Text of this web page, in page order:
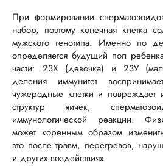
При формировании
набор, поэтому конечная клетка
мужского генотипа. Именно по
определяется будущий пол
части: 23Х (девочка) и 23У
деления иммунитет
чужеродные клетки и повреждает
структур яичек,
иммунологической реакции.
может коренным образом
это после травм, перегревов,
и других воздействиях.